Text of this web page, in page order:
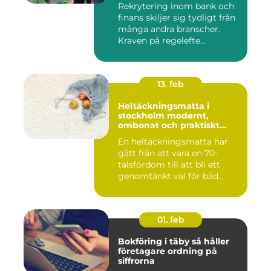
Rekrytering inom bank och
finans skiljer sig tydligt från
många andra branscher.
Kraven på regelefte...
13. feb
Heltäckningsmatta i
stockholm modernt,
ombonat och praktiskt
En heltäckningsmatta har
gått från att vara en 70-
talsfördom till att bli ett
genomtänkt val för båd...
01. feb
Bokföring i täby så håller
företagare ordning på
siffrorna